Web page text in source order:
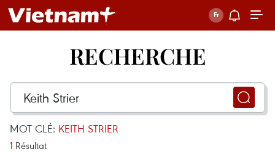
RECHERCHE
MOT CLÉ: KEITH STRIER
1 Résultat